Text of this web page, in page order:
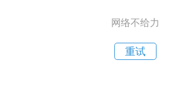
网络不给力
重试